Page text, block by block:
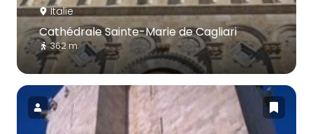
Italie
Cathédrale Sainte-Marie de Cagliari
362 m